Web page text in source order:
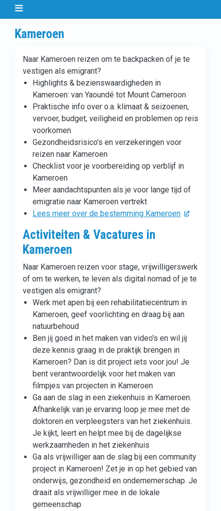
Kameroen
Naar Kameroen reizen om te backpacken of je te
vestigen als emigrant?
Highlights & bezienswaardigheden in
Kameroen: van Yaoundé tot Mount Cameroon
Praktische info over o.a. klimaat & seizoenen,
vervoer, budget, veiligheid en problemen op reis
voorkomen
Gezondheidsrisico's en verzekeringen voor
reizen naar Kameroen
Checklist voor je voorbereiding op verblijf in
Kameroen
Meer aandachtspunten als je voor lange tijd of
emigratie naar Kameroen vertrekt
Lees meer over de bestemming Kameroen
Activiteiten & Vacatures in
Kameroen
Naar Kameroen reizen voor stage, vrijwilligerswerk
of om te werken, te leven als digital nomad of je te
vestigen als emigrant?
Werk met apen bij een rehabilitatiecentrum in
Kameroen, geef voorlichting en draag bij aan
natuurbehoud
Ben jij goed in het maken van video's en wil jij
deze kennis graag in de praktijk brengen in
Kameroen? Dan is dit project iets voor jou! Je
bent verantwoordelijk voor het maken van
filmpjes van projecten in Kameroen
Ga aan de slag in een ziekenhuis in Kameroen.
Afhankelijk van je ervaring loop je mee met de
doktoren en verpleegsters van het ziekenhuis.
Je kijkt, leert en helpt mee bij de dagelijkse
werkzaamheden in het ziekenhuis
Ga als vrijwilliger aan de slag bij een community
project in Kameroen! Zet je in op het gebied van
onderwijs, gezondheid en ondernemerschap. Je
draait als vrijwilliger mee in de lokale
gemeenschap